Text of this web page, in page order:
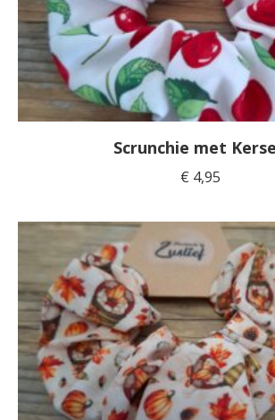
Scrunchie met
€ 4,95